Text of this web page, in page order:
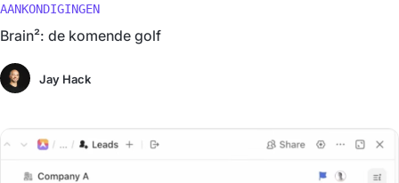
AANKONDIGINGEN
Brain²: de komende golf
Jay Hack